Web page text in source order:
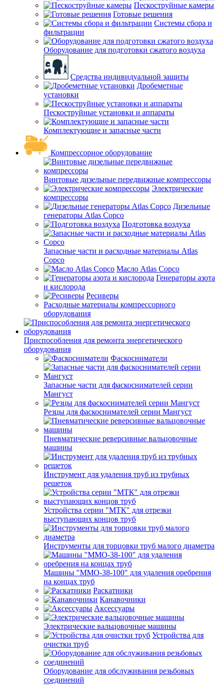
Пескоструйные камеры
Готовые решения
Системы сбора и
фильтрации
Оборудование для подготовки сжатого воздуха
Средства индивидуальной защиты
Дробеметные
установки
Пескоструйные установки и аппараты
Комплектующие и запасные части
Компрессорное оборудование
Винтовые дизельные передвижные компрессоры
Электрические
компрессоры
Дизельные
генераторы Atlas Copco
Подготовка воздуха
Запасные части и расходные материалы Atlas
Copco
Масло Atlas Copco
Генераторы азота
и кислорода
Ресиверы
Расходные материалы компрессорного
оборудования
Приспособления для ремонта энергетического
оборудования
Фаскосниматели
Запасные части для фаскоснимателей серии
Мангуст
Резцы для фаскоснимателей серии Мангуст
Пневматические реверсивные вальцовочные
машины
Инструмент для удаления труб из трубных
решеток
Устройства серии "МТК" для отрезки
выступающих концов труб
Инструменты для торцовки труб малого диаметра
Машины "ММО-38-100" для удаления оребрения
на концах труб
Раскатники
Канавочники
Аксессуары
Электрические вальцовочные машины
Устройства для
очистки труб
Оборудование для обслуживания резьбовых
соединений